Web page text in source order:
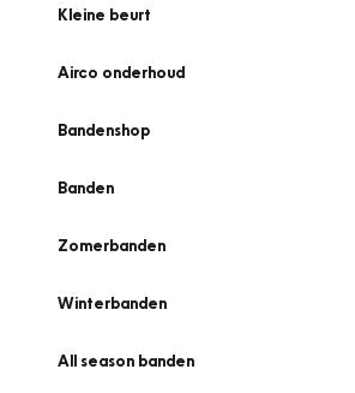
Kleine beurt
Airco onderhoud
Bandenshop
Banden
Zomerbanden
Winterbanden
All season banden